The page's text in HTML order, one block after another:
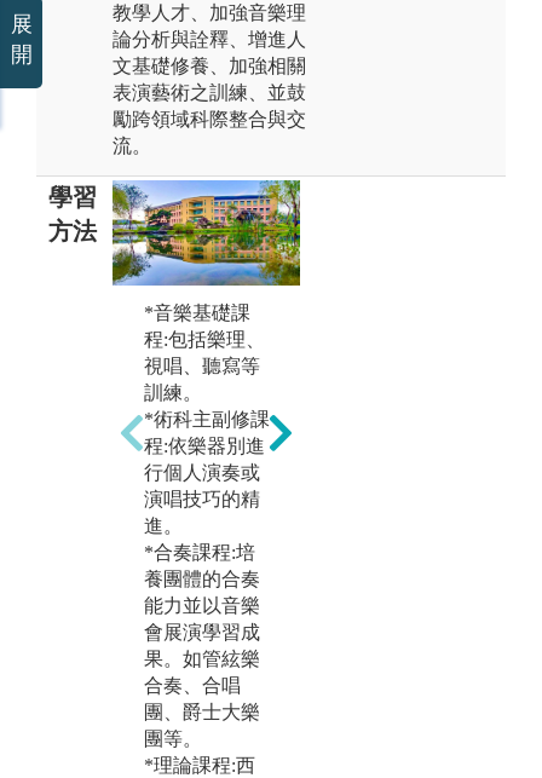
教學人才、加強音樂理
論分析與詮釋、增進人
文基礎修養、加強相關
表演藝術之訓練、並鼓
勵跨領域科際整合與交
流。
學習
方法
*音樂基礎課
程:包括樂理、
視唱、聽寫等
訓練。
*術科主副修課
程:依樂器別進
行個人演奏或
演唱技巧的精
進。
*合奏課程:培
養團體的合奏
能力並以音樂
會展演學習成
果。如管絃樂
合奏、合唱
團、爵士大樂
團等。
*理論課程:西
展
開